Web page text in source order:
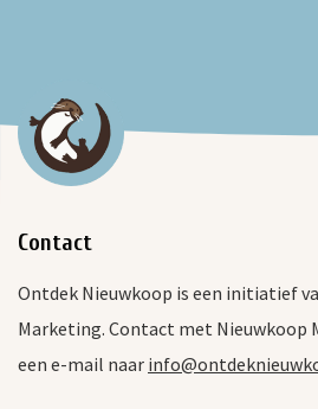
Contact
Ontdek Nieuwkoop is een initiatief
Marketing. Contact met Nieuwkoop
een e-mail naar